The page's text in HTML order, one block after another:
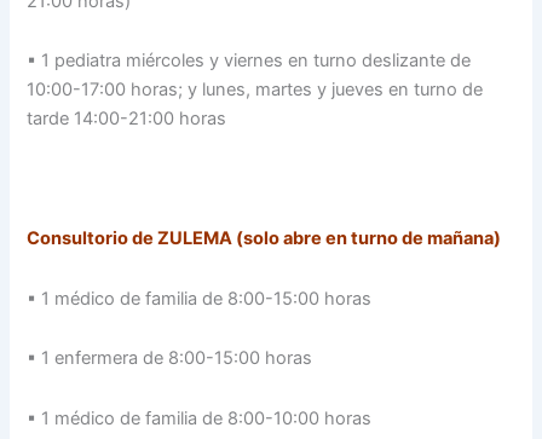
▪ 1 pediatra miércoles y viernes en turno deslizante de
10:00-17:00 horas; y lunes, martes y jueves en turno de
tarde 14:00-21:00 horas
Consultorio de ZULEMA (solo abre en turno de mañana)
▪ 1 médico de familia de 8:00-15:00 horas
▪ 1 enfermera de 8:00-15:00 horas
▪ 1 médico de familia de 8:00-10:00 horas